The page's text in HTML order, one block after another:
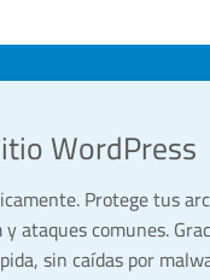
WordPress
Protege tus
ataques comunes.
sin caídas por